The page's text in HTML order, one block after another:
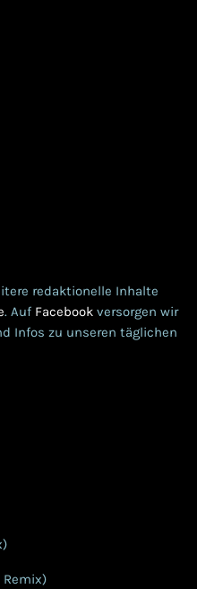
redaktionelle Inhalte
. Auf Facebook versorgen wir
Infos zu unseren täglichen